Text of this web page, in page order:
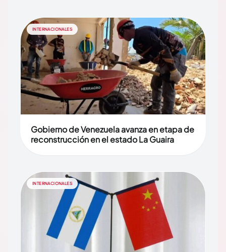
INTERNACIONALES
Gobierno de Venezuela avanza en etapa de
reconstrucción en el estado La Guaira
INTERNACIONALES